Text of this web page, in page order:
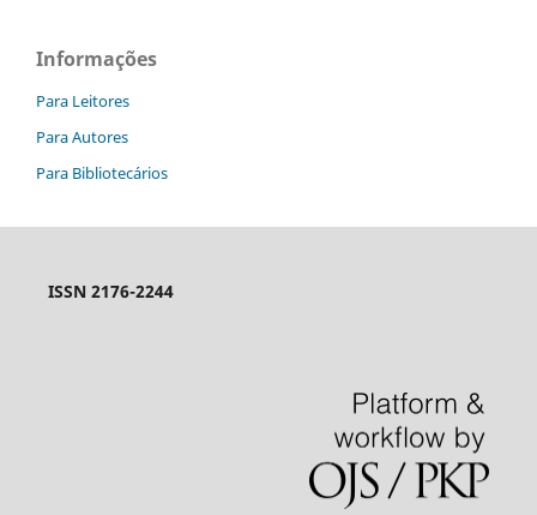
Informações
Para Leitores
Para Autores
Para Bibliotecários
ISSN 2176-2244